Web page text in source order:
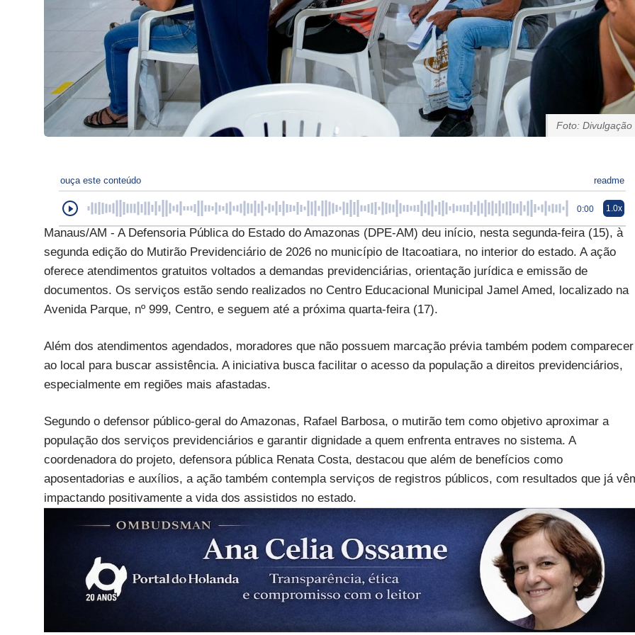
Foto: Divulgação
ouça este conteúdo readme
0:00 1.0x
Manaus/AM - A Defensoria Pública do Estado do Amazonas (DPE-AM) deu início, nesta segunda-feira (15), à
segunda edição do Mutirão Previdenciário de 2026 no município de Itacoatiara, no interior do estado. A ação
oferece atendimentos gratuitos voltados a demandas previdenciárias, orientação jurídica e emissão de
documentos. Os serviços estão sendo realizados no Centro Educacional Municipal Jamel Amed, localizado na
Avenida Parque, nº 999, Centro, e seguem até a próxima quarta-feira (17).
Além dos atendimentos agendados, moradores que não possuem marcação prévia também podem comparecer
ao local para buscar assistência. A iniciativa busca facilitar o acesso da população a direitos previdenciários,
especialmente em regiões mais afastadas.
Segundo o defensor público-geral do Amazonas, Rafael Barbosa, o mutirão tem como objetivo aproximar a
população dos serviços previdenciários e garantir dignidade a quem enfrenta entraves no sistema. A
coordenadora do projeto, defensora pública Renata Costa, destacou que além de benefícios como
aposentadorias e auxílios, a ação também contempla serviços de registros públicos, com resultados que já
impactando positivamente a vida dos assistidos no estado.